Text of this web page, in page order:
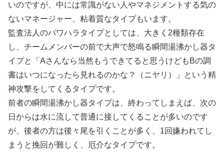
いのですが、中には常識がない人やマネジメントする気の
ないマネージャー、粘着質なタイプもいます。
監査法人のパワハラタイプとしては、大きく2種類存在
し、チームメンバーの前で大声で怒鳴る瞬間湯沸かし器タ
イプと「Aさんなら当然もうできてると思うけどもBの調
書はいつになったら見れるのかな？（ニヤリ）」という精
神攻撃をしてくるタイプです。
前者の瞬間湯沸かし器タイプは、終わってしまえば、次の
日からは水に流して普通に接してくることが多いのです
が、後者の方は後々尾を引くことが多く、1回嫌われてし
まうと挽回が難しく、厄介なタイプです。